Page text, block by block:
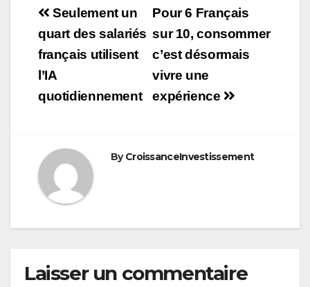
Navigation
de
l’article
Pour 6 Français
sur 10, consommer
c’est désormais
vivre une
expérience
Seulement un
quart des salariés
français utilisent
l’IA
quotidiennement
ByCroissanceInvestissement
Laisser un commentaire